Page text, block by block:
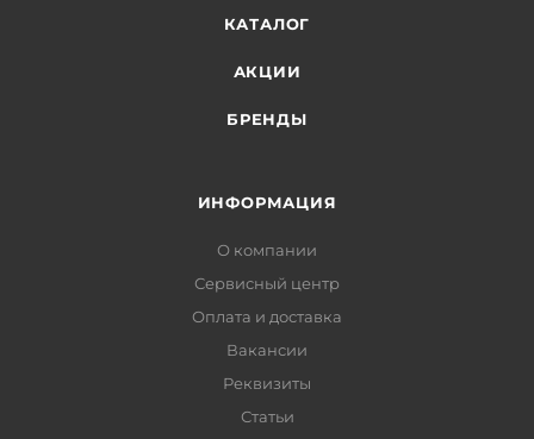
КАТАЛОГ
АКЦИИ
БРЕНДЫ
ИНФОРМАЦИЯ
О компании
Сервисный центр
Оплата и доставка
Вакансии
Реквизиты
Статьи